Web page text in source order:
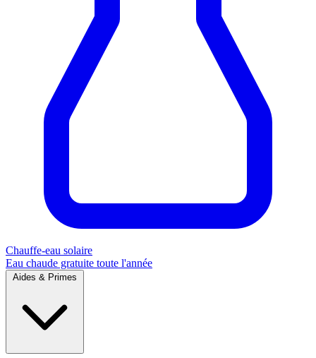
Chauffe-eau solaire
Eau chaude gratuite toute l'année